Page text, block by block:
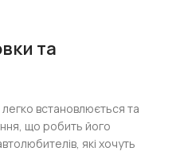
та
легко встановлюється та
що робить його
які хочуть